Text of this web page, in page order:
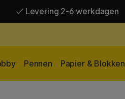
Levering 2-6 werkdagen
Pennen Papier & Blokken